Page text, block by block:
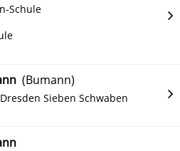
Schule
(Bumann)
Sieben Schwaben